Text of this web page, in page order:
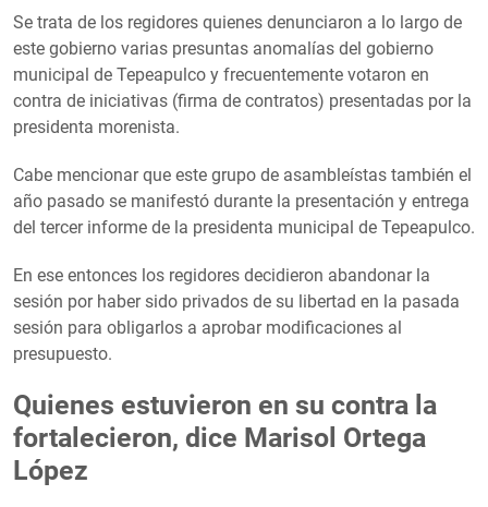
Se trata de los regidores quienes denunciaron a lo largo de
este gobierno varias presuntas anomalías del gobierno
municipal de Tepeapulco y frecuentemente votaron en
contra de iniciativas (firma de contratos) presentadas por la
presidenta morenista.
Cabe mencionar que este grupo de asambleístas también el
año pasado se manifestó durante la presentación y entrega
del tercer informe de la presidenta municipal de Tepeapulco.
En ese entonces los regidores decidieron abandonar la
sesión por haber sido privados de su libertad en la pasada
sesión para obligarlos a aprobar modificaciones al
presupuesto.
Quienes estuvieron en su contra la
fortalecieron, dice Marisol Ortega
López